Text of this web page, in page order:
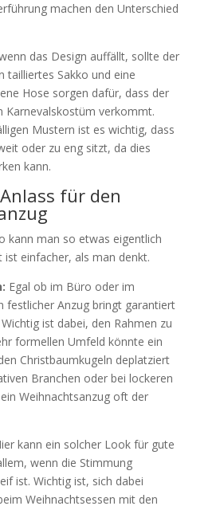
machen den Unterschied
das Design auffällt, sollte der
tailliertes Sakko und eine
Hose sorgen dafür, dass der
Karnevalskostüm verkommt.
Mustern ist es wichtig, dass
oder zu eng sitzt, da dies
kann.
für den
kann man so etwas eigentlich
einfacher, als man denkt.
Egal ob im Büro oder im
festlicher Anzug bringt garantiert
ist dabei, den Rahmen zu
formellen Umfeld könnte ein
Christbaumkugeln deplatziert
Branchen oder bei lockeren
Weihnachtsanzug oft der
kann ein solcher Look für gute
wenn die Stimmung
ist. Wichtig ist, sich dabei
Weihnachtsessen mit den